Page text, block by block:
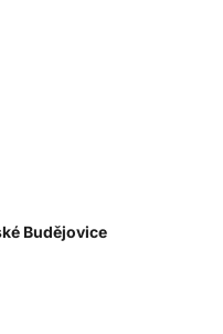
Budějovice